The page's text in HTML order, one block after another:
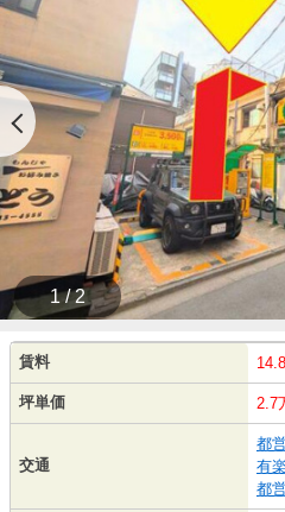
1 / 2
賃料
坪単価 2.7
交通
都
有
都